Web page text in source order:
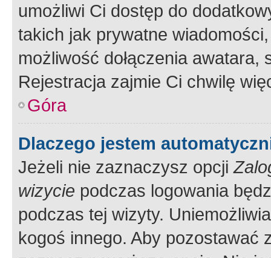
umożliwi Ci dostęp do
takich jak prywatne
możliwość dołączenia
Rejestracja zajmie Ci chwilę
Góra
Dlaczego jestem
Jeżeli nie zaznaczysz opcji
wizycie podczas logowania
podczas tej wizyty.
kogoś innego. Aby pozostawać